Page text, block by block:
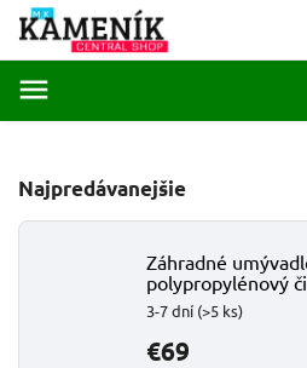
Najpredávanejšie
Záhradné
polypropylénový
3-7 dní (>5 ks)
€69